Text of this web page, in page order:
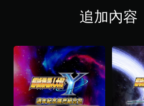
追加內容